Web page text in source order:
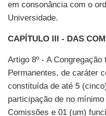
em consonância com o
Universidade.
CAPÍTULO III - DAS
Artigo 8º - A
Permanentes, de caráter
constituída de até 5
participação de no
Comissões e 01 (um)